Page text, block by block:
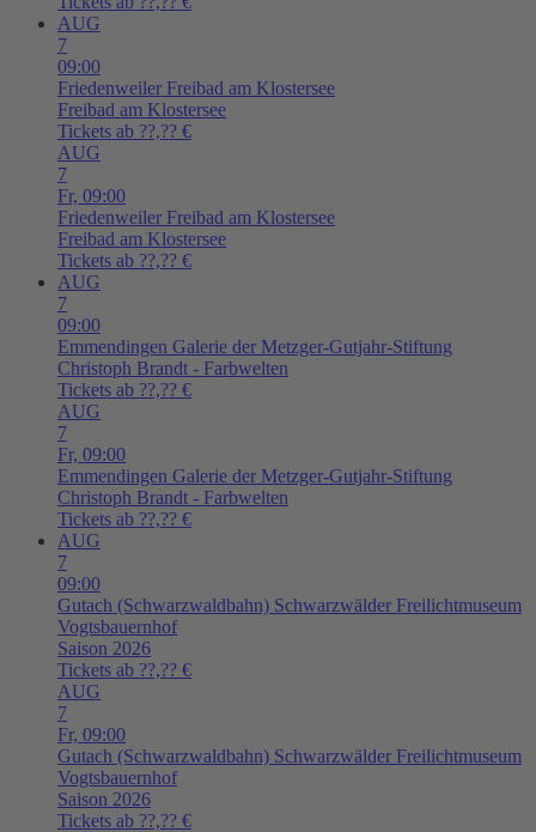
AUG
7
09:00
Friedenweiler Freibad am Klostersee
Freibad am Klostersee
Tickets ab ??,?? €
AUG
7
Fr, 09:00
Friedenweiler Freibad am Klostersee
Freibad am Klostersee
Tickets ab ??,?? €
AUG
7
09:00
Emmendingen Galerie der Metzger-Gutjahr-Stiftung
Christoph Brandt - Farbwelten
Tickets ab ??,?? €
AUG
7
Fr, 09:00
Emmendingen Galerie der Metzger-Gutjahr-Stiftung
Christoph Brandt - Farbwelten
Tickets ab ??,?? €
AUG
7
09:00
Gutach (Schwarzwaldbahn) Schwarzwälder Freilichtmuseum
Vogtsbauernhof
Saison 2026
Tickets ab ??,?? €
AUG
7
Fr, 09:00
Gutach (Schwarzwaldbahn) Schwarzwälder Freilichtmuseum
Vogtsbauernhof
Saison 2026
Tickets ab ??,?? €